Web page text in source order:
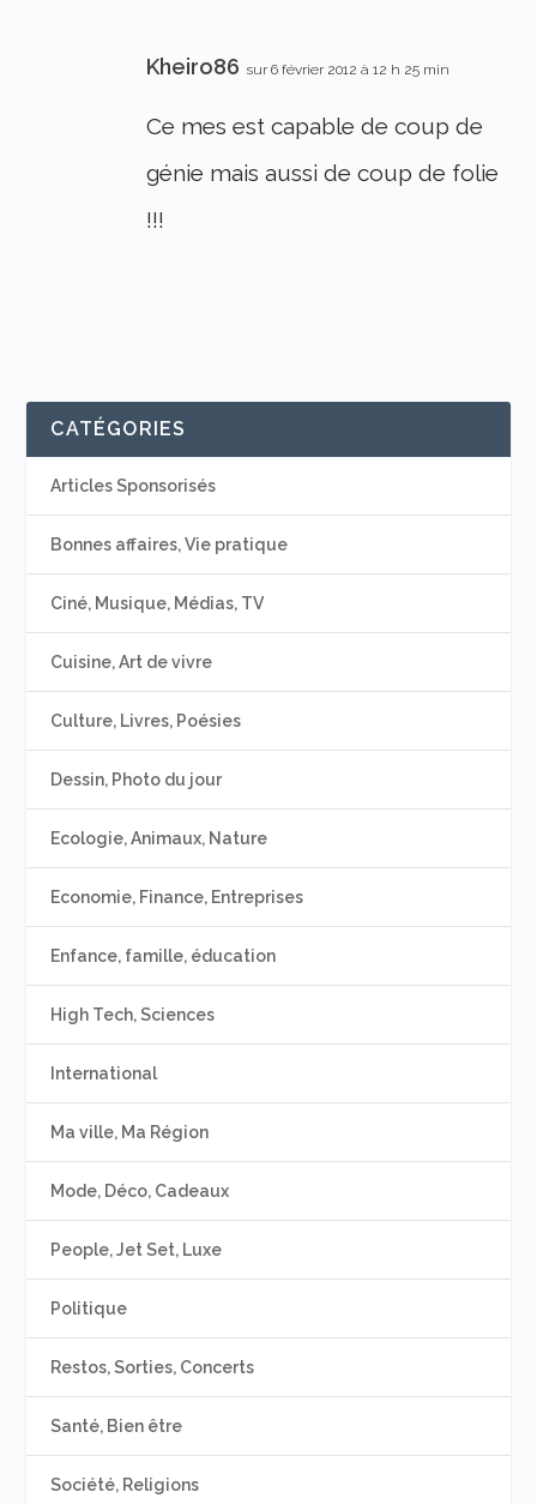
Kheiro86 sur 6 février 2012 à 12 h 25 min
Ce mes est capable de coup de
génie mais aussi de coup de folie
!!!
CATÉGORIES
Articles Sponsorisés
Bonnes affaires, Vie pratique
Ciné, Musique, Médias, TV
Cuisine, Art de vivre
Culture, Livres, Poésies
Dessin, Photo du jour
Ecologie, Animaux, Nature
Economie, Finance, Entreprises
Enfance, famille, éducation
High Tech, Sciences
International
Ma ville, Ma Région
Mode, Déco, Cadeaux
People, Jet Set, Luxe
Politique
Restos, Sorties, Concerts
Santé, Bien être
Société, Religions